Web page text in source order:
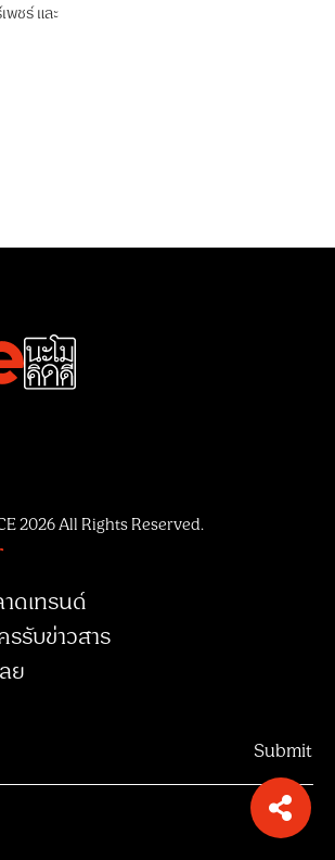
พชร์และ
2026 All Rights Reserved.
ดเทรนด์
รับข่าวสาร
ย